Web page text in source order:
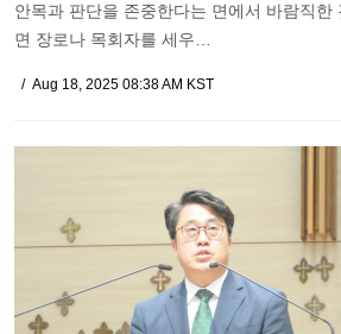
안목과 판단을 존중한다는 면에서 바람직한
면 장로나 목회자를 세우…
Aug 18, 2025 08:38 AM KST